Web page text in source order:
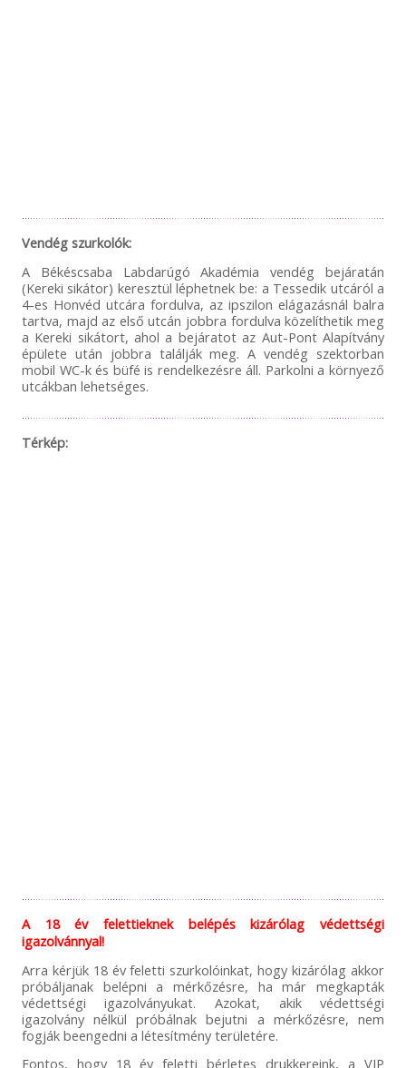
Vendég szurkolók:
A Békéscsaba Labdarúgó Akadémia vendég bejáratán
(Kereki sikátor) keresztül léphetnek be: a Tessedik utcáról a
4-es Honvéd utcára fordulva, az ipszilon elágazásnál balra
tartva, majd az első utcán jobbra fordulva közelíthetik meg
a Kereki sikátort, ahol a bejáratot az Aut-Pont Alapítvány
épülete után jobbra találják meg. A vendég szektorban
mobil WC-k és büfé is rendelkezésre áll. Parkolni a környező
utcákban lehetséges.
Térkép:
A 18 év felettieknek belépés kizárólag védettségi
igazolvánnyal!
Arra kérjük 18 év feletti szurkolóinkat, hogy kizárólag akkor
próbáljanak belépni a mérkőzésre, ha már megkapták
védettségi igazolványukat. Azokat, akik védettségi
igazolvány nélkül próbálnak bejutni a mérkőzésre, nem
fogják beengedni a létesítmény területére.
Fontos, hogy 18 év feletti bérletes drukkereink, a VIP